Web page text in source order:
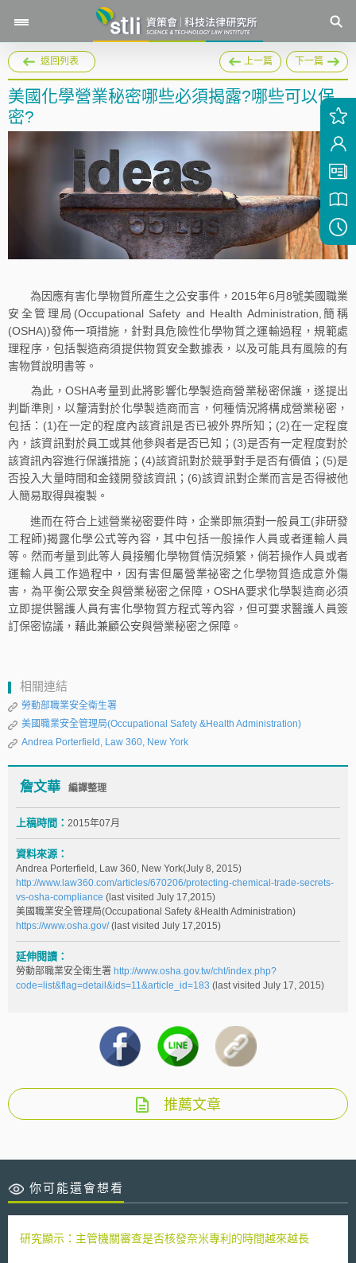
返回列表 上一篇 下一篇
美國化學營業秘密哪些必須揭露?哪些可以保
密?
為因應有害化學物質所產生之公安事件，2015年6月8號美國職業
安全管理局(Occupational Safety and Health Administration,簡稱
(OSHA))發佈一項措施，針對具危險性化學物質之運輸過程，規範處
理程序，包括製造商須提供物質安全數據表，以及可能具有風險的有
害物質說明書等。
為此，OSHA考量到此將影響化學製造商營業秘密保護，遂提出
判斷準則，以釐清對於化學製造商而言，何種情況將構成營業秘密，
包括：(1)在一定的程度內該資訊是否已被外界所知；(2)在一定程度
內，該資訊對於員工或其他參與者是否已知；(3)是否有一定程度對於
該資訊內容進行保護措施；(4)該資訊對於競爭對手是否有價值；(5)是
否投入大量時間和金錢開發該資訊；(6)該資訊對企業而言是否得被他
人簡易取得與複製。
進而在符合上述營業祕密要件時，企業即無須對一般員工(非研發
工程師)揭露化學公式等內容，其中包括一般操作人員或者運輸人員
等。然而考量到此等人員接觸化學物質情況頻繁，倘若操作人員或者
運輸人員工作過程中，因有害但屬營業祕密之化學物質造成意外傷
害，為平衡公眾安全與營業秘密之保障，OSHA要求化學製造商必須
立即提供醫護人員有害化學物質方程式等內容，但可要求醫護人員簽
訂保密協議，藉此兼顧公安與營業秘密之保障。
相關連結
勞動部職業安全衛生署
美國職業安全管理局(Occupational Safety &Health Administration)
Andrea Porterfield, Law 360, New York
詹文華 編譯整理
上稿時間： 2015年07月
資料來源：
Andrea Porterfield, Law 360, New York(July 8, 2015)
http://www.law360.com/articles/670206/protecting-chemical-trade-secrets-
vs-osha-compliance (last visited July 17,2015)
美國職業安全管理局(Occupational Safety &Health Administration)
https://www.osha.gov/(last visited July 17,2015)
延伸閱讀：
勞動部職業安全衛生署 http://www.osha.gov.tw/cht/index.php?
code=list&flag=detail&ids=11&article_id=183 (last visited July 17, 2015)
推薦文章
你可能還會想看
研究顯示：主管機關審查是否核發奈米專利的時間越來越長